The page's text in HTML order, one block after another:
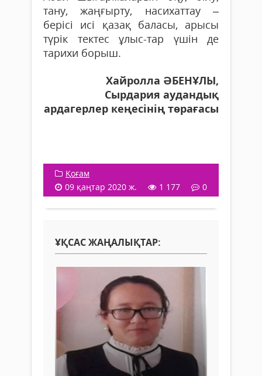
тану, жаңғырту, насихаттау –
берісі исі қазақ баласы, арысы
түрік тектес ұлыс-тар үшін де
тарихи борыш.
Хайролла ӘБЕНҰЛЫ,
Сырдария аудандық
ардагерлер кеңесінің төрағасы
Қоғам
09 қаңтар 2020 ж.
1 177 0
ҰҚСАС ЖАҢАЛЫҚТАР: